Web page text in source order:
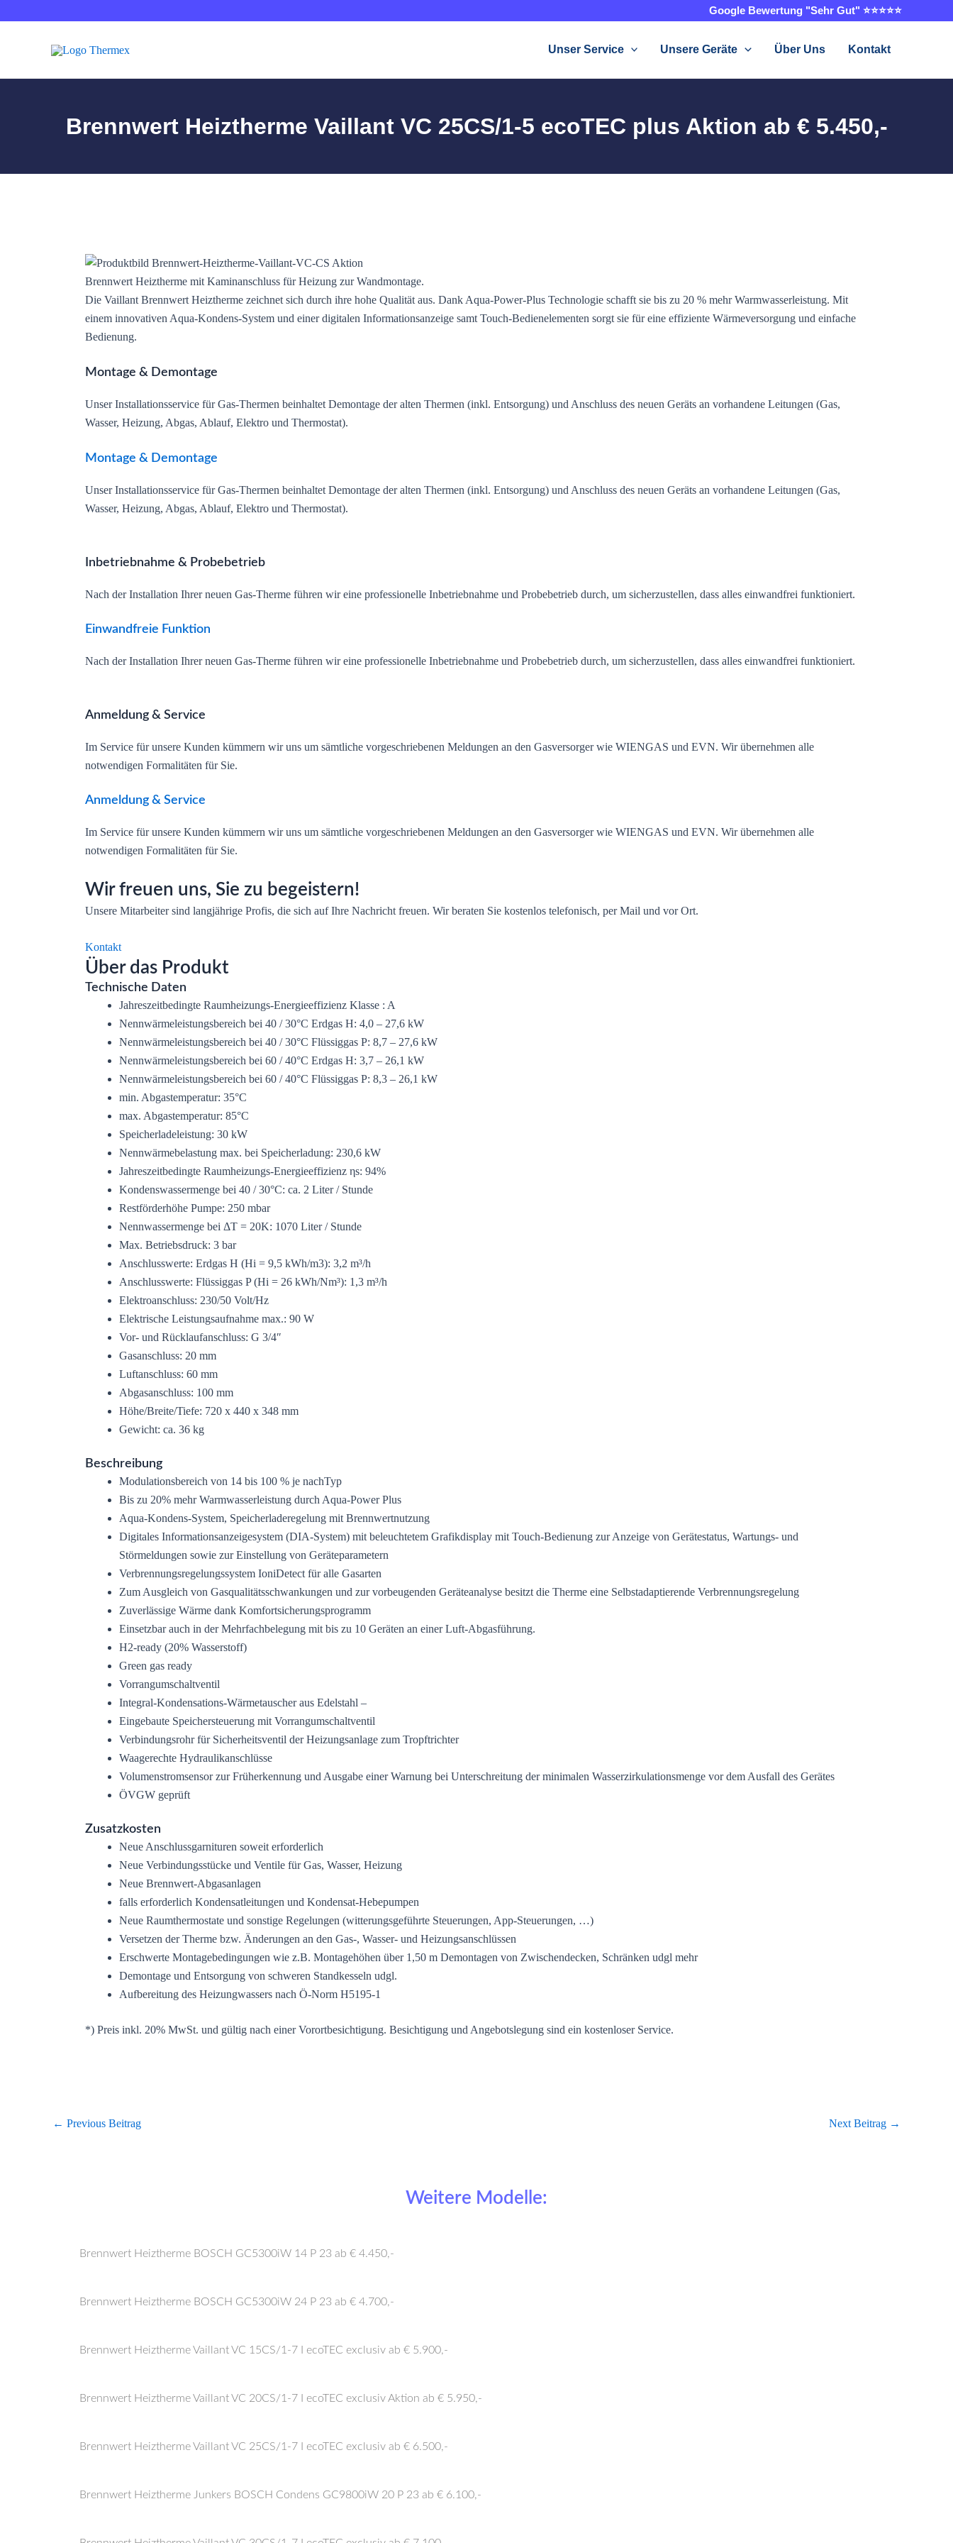
Google Bewertung "Sehr Gut" ⭐⭐⭐⭐⭐
Unser Service Unsere Geräte Über Uns Kontakt
Brennwert Heiztherme Vaillant VC 25CS/1-5 ecoTEC plus Aktion ab € 5.450,-
Brennwert Heiztherme mit Kaminanschluss für Heizung zur Wandmontage.
Die Vaillant Brennwert Heiztherme zeichnet sich durch ihre hohe Qualität aus. Dank Aqua-Power-Plus Technologie schafft sie bis zu 20 % mehr Warmwasserleistung. Mit
einem innovativen Aqua-Kondens-System und einer digitalen Informationsanzeige samt Touch-Bedienelementen sorgt sie für eine effiziente Wärmeversorgung und einfache
Bedienung.
Montage & Demontage
Unser Installationsservice für Gas-Thermen beinhaltet Demontage der alten Thermen (inkl. Entsorgung) und Anschluss des neuen Geräts an vorhandene Leitungen (Gas,
Wasser, Heizung, Abgas, Ablauf, Elektro und Thermostat).
Montage & Demontage
Unser Installationsservice für Gas-Thermen beinhaltet Demontage der alten Thermen (inkl. Entsorgung) und Anschluss des neuen Geräts an vorhandene Leitungen (Gas,
Wasser, Heizung, Abgas, Ablauf, Elektro und Thermostat).
Inbetriebnahme & Probebetrieb
Nach der Installation Ihrer neuen Gas-Therme führen wir eine professionelle Inbetriebnahme und Probebetrieb durch, um sicherzustellen, dass alles einwandfrei funktioniert.
Einwandfreie Funktion
Nach der Installation Ihrer neuen Gas-Therme führen wir eine professionelle Inbetriebnahme und Probebetrieb durch, um sicherzustellen, dass alles einwandfrei funktioniert.
Anmeldung & Service
Im Service für unsere Kunden kümmern wir uns um sämtliche vorgeschriebenen Meldungen an den Gasversorger wie WIENGAS und EVN. Wir übernehmen alle
notwendigen Formalitäten für Sie.
Anmeldung & Service
Im Service für unsere Kunden kümmern wir uns um sämtliche vorgeschriebenen Meldungen an den Gasversorger wie WIENGAS und EVN. Wir übernehmen alle
notwendigen Formalitäten für Sie.
Wir freuen uns, Sie zu begeistern!
Unsere Mitarbeiter sind langjährige Profis, die sich auf Ihre Nachricht freuen. Wir beraten Sie kostenlos telefonisch, per Mail und vor Ort.
Kontakt
Über das Produkt
Technische Daten
Jahreszeitbedingte Raumheizungs-Energieeffizienz Klasse : A
Nennwärmeleistungsbereich bei 40 / 30°C Erdgas H: 4,0 – 27,6 kW
Nennwärmeleistungsbereich bei 40 / 30°C Flüssiggas P: 8,7 – 27,6 kW
Nennwärmeleistungsbereich bei 60 / 40°C Erdgas H: 3,7 – 26,1 kW
Nennwärmeleistungsbereich bei 60 / 40°C Flüssiggas P: 8,3 – 26,1 kW
min. Abgastemperatur: 35°C
max. Abgastemperatur: 85°C
Speicherladeleistung: 30 kW
Nennwärmebelastung max. bei Speicherladung: 230,6 kW
Jahreszeitbedingte Raumheizungs-Energieeffizienz ηs: 94%
Kondenswassermenge bei 40 / 30°C: ca. 2 Liter / Stunde
Restförderhöhe Pumpe: 250 mbar
Nennwassermenge bei ΔT = 20K: 1070 Liter / Stunde
Max. Betriebsdruck: 3 bar
Anschlusswerte: Erdgas H (Hi = 9,5 kWh/m3): 3,2 m³/h
Anschlusswerte: Flüssiggas P (Hi = 26 kWh/Nm³): 1,3 m³/h
Elektroanschluss: 230/50 Volt/Hz
Elektrische Leistungsaufnahme max.: 90 W
Vor- und Rücklaufanschluss: G 3/4″
Gasanschluss: 20 mm
Luftanschluss: 60 mm
Abgasanschluss: 100 mm
Höhe/Breite/Tiefe: 720 x 440 x 348 mm
Gewicht: ca. 36 kg
Beschreibung
Modulationsbereich von 14 bis 100 % je nachTyp
Bis zu 20% mehr Warmwasserleistung durch Aqua-Power Plus
Aqua-Kondens-System, Speicherladeregelung mit Brennwertnutzung
Digitales Informationsanzeigesystem (DIA-System) mit beleuchtetem Grafikdisplay mit Touch-Bedienung zur Anzeige von Gerätestatus, Wartungs- und
Störmeldungen sowie zur Einstellung von Geräteparametern
Verbrennungsregelungssystem IoniDetect für alle Gasarten
Zum Ausgleich von Gasqualitätsschwankungen und zur vorbeugenden Geräteanalyse besitzt die Therme eine Selbstadaptierende Verbrennungsregelung
Zuverlässige Wärme dank Komfortsicherungsprogramm
Einsetzbar auch in der Mehrfachbelegung mit bis zu 10 Geräten an einer Luft-Abgasführung.
H2-ready (20% Wasserstoff)
Green gas ready
Vorrangumschaltventil
Integral-Kondensations-Wärmetauscher aus Edelstahl –
Eingebaute Speichersteuerung mit Vorrangumschaltventil
Verbindungsrohr für Sicherheitsventil der Heizungsanlage zum Tropftrichter
Waagerechte Hydraulikanschlüsse
Volumenstromsensor zur Früherkennung und Ausgabe einer Warnung bei Unterschreitung der minimalen Wasserzirkulationsmenge vor dem Ausfall des Gerätes
ÖVGW geprüft
Zusatzkosten
Neue Anschlussgarnituren soweit erforderlich
Neue Verbindungsstücke und Ventile für Gas, Wasser, Heizung
Neue Brennwert-Abgasanlagen
falls erforderlich Kondensatleitungen und Kondensat-Hebepumpen
Neue Raumthermostate und sonstige Regelungen (witterungsgeführte Steuerungen, App-Steuerungen, …)
Versetzen der Therme bzw. Änderungen an den Gas-, Wasser- und Heizungsanschlüssen
Erschwerte Montagebedingungen wie z.B. Montagehöhen über 1,50 m Demontagen von Zwischendecken, Schränken udgl mehr
Demontage und Entsorgung von schweren Standkesseln udgl.
Aufbereitung des Heizungwassers nach Ö-Norm H5195-1
*) Preis inkl. 20% MwSt. und gültig nach einer Vorortbesichtigung. Besichtigung und Angebotslegung sind ein kostenloser Service.
← Previous Beitrag Next Beitrag →
Weitere Modelle:
Brennwert Heiztherme BOSCH GC5300iW 14 P 23 ab € 4.450,-
Brennwert Heiztherme BOSCH GC5300iW 24 P 23 ab € 4.700,-
Brennwert Heiztherme Vaillant VC 15CS/1-7 I ecoTEC exclusiv ab € 5.900,-
Brennwert Heiztherme Vaillant VC 20CS/1-7 I ecoTEC exclusiv Aktion ab € 5.950,-
Brennwert Heiztherme Vaillant VC 25CS/1-7 I ecoTEC exclusiv ab € 6.500,-
Brennwert Heiztherme Junkers BOSCH Condens GC9800iW 20 P 23 ab € 6.100,-